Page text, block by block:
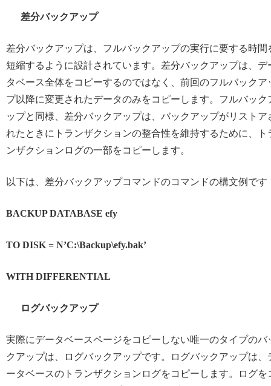
差分バックアップ
差分バックアップは、フルバックアップの実行に要する時間
短縮するように設計されています。差分バックアップは、デ
タベース全体をコピーするのではなく、前回のフルバックア
プ以降に変更されたデータのみをコピーします。フルバック
ップと同様、差分バックアップは、バックアップがリストア
れたときにトランザクションの整合性を維持するために、ト
ンザクションログの一部をコピーします。
以下は、差分バックアップコマンドのコマンドの構文例です
BACKUP DATABASE efy
TO DISK = N’C:\Backup\efy.bak’
WITH DIFFERENTIAL
ログバックアップ
実際にデータベースページをコピーしない唯一のタイプのバ
クアップは、ログバックアップです。ログバックアップは、
ータベースのトランザクションログをコピーします。ログを